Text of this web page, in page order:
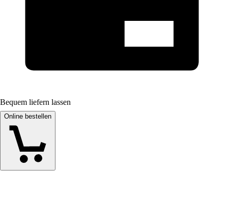
Bequem liefern lassen
Online bestellen